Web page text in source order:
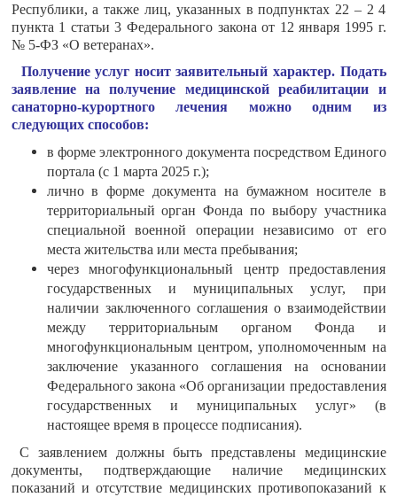
Республики, а также лиц, указанных в подпунктах 22 – 2 4
пункта 1 статьи 3 Федерального закона от 12 января 1995 г.
№ 5-ФЗ «О ветеранах».
Получение услуг носит заявительный характер. Подать
заявление на получение медицинской реабилитации и
санаторно-курортного лечения можно одним из
следующих способов:
в форме электронного документа посредством Единого
портала (с 1 марта 2025 г.);
лично в форме документа на бумажном носителе в
территориальный орган Фонда по выбору участника
специальной военной операции независимо от его
места жительства или места пребывания;
через многофункциональный центр предоставления
государственных и муниципальных услуг, при
наличии заключенного соглашения о взаимодействии
между территориальным органом Фонда и
многофункциональным центром, уполномоченным на
заключение указанного соглашения на основании
Федерального закона «Об организации предоставления
государственных и муниципальных услуг» (в
настоящее время в процессе подписания).
С заявлением должны быть представлены медицинские
документы, подтверждающие наличие медицинских
показаний и отсутствие медицинских противопоказаний к